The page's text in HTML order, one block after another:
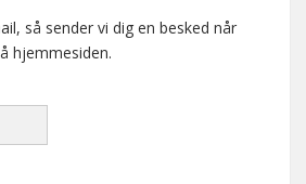
så sender vi dig en besked når
hjemmesiden.